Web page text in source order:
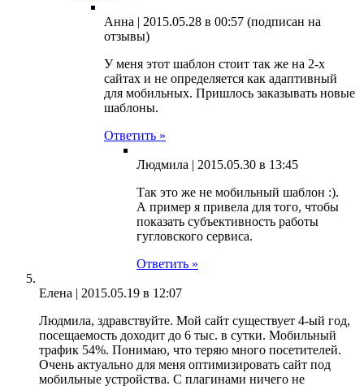
Анна | 2015.05.28 в 00:57 (подписан на
отзывы)
У меня этот шаблон стоит так же на 2-х
сайтах и не определяется как адаптивный
для мобильных. Пришлось заказывать новые
шаблоны.
Ответить »
Людмила | 2015.05.30 в 13:45
Так это же не мобильный шаблон :).
А пример я привела для того, чтобы
показать субъективность работы
гугловского сервиса.
Ответить »
Елена | 2015.05.19 в 12:07
Людмила, здравствуйте. Мой сайт существует 4-ый год,
посещаемость доходит до 6 тыс. в сутки. Мобильный
трафик 54%. Понимаю, что теряю много посетителей.
Очень актуально для меня оптимизировать сайт под
мобильные устройства. С плагинами ничего не